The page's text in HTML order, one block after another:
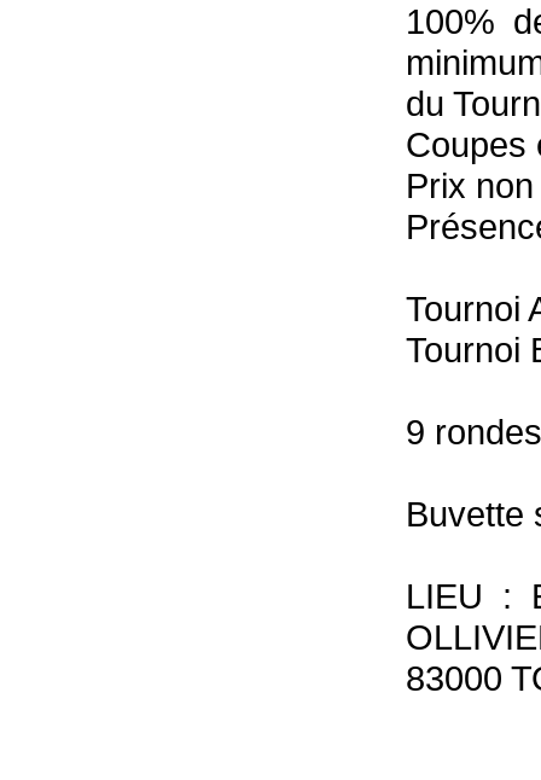
100%
du
Coupes
Prix
Tournoi
Tournoi
9
Buvette
LIEU :
83000